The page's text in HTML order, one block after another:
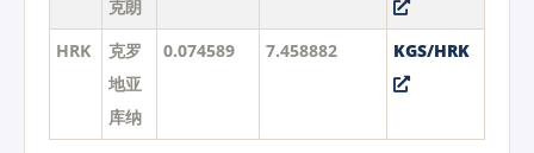
克朗
HRK
克罗
地亚
库纳
0.074589 7.458882 KGS/HRK